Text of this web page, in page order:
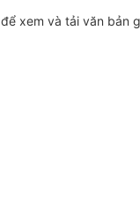
để xem và tải văn bản